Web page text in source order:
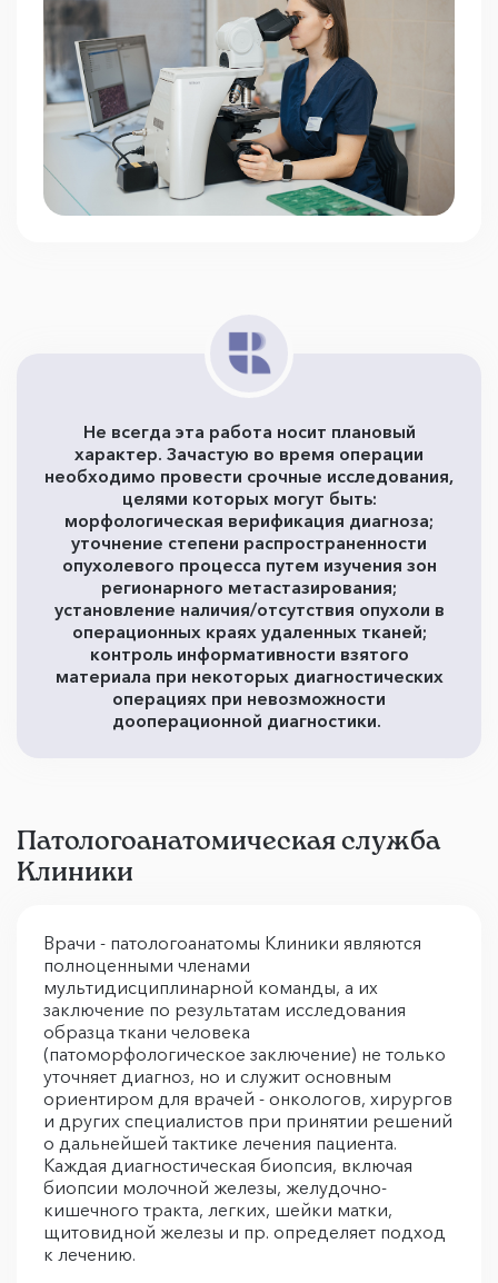
Не всегда эта работа носит плановый
характер. Зачастую во время операции
необходимо провести срочные исследования,
целями которых могут быть:
морфологическая верификация диагноза;
уточнение степени распространенности
опухолевого процесса путем изучения зон
регионарного метастазирования;
установление наличия/отсутствия опухоли в
операционных краях удаленных тканей;
контроль информативности взятого
материала при некоторых диагностических
операциях при невозможности
дооперационной диагностики.
Патологоанатомическая служба
Клиники
Врачи - патологоанатомы Клиники являются
полноценными членами
мультидисциплинарной команды, а их
заключение по результатам исследования
образца ткани человека
(патоморфологическое заключение) не только
уточняет диагноз, но и служит основным
ориентиром для врачей - онкологов, хирургов
и других специалистов при принятии решений
о дальнейшей тактике лечения пациента.
Каждая диагностическая биопсия, включая
биопсии молочной железы, желудочно-
кишечного тракта, легких, шейки матки,
щитовидной железы и пр. определяет подход
к лечению.